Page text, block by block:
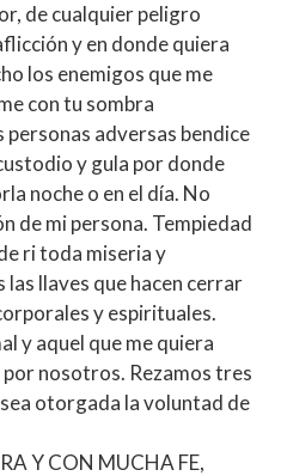
de cualquier peligro
y en donde quiera
los enemigos que me
con tu sombra
personas adversas bendice
y gula por donde
noche o en el día. No
de mi persona. Tempiedad
ri toda miseria y
llaves que hacen cerrar
y espirituales.
y aquel que me quiera
nosotros. Rezamos tres
otorgada la voluntad de
Y CON MUCHA FE,